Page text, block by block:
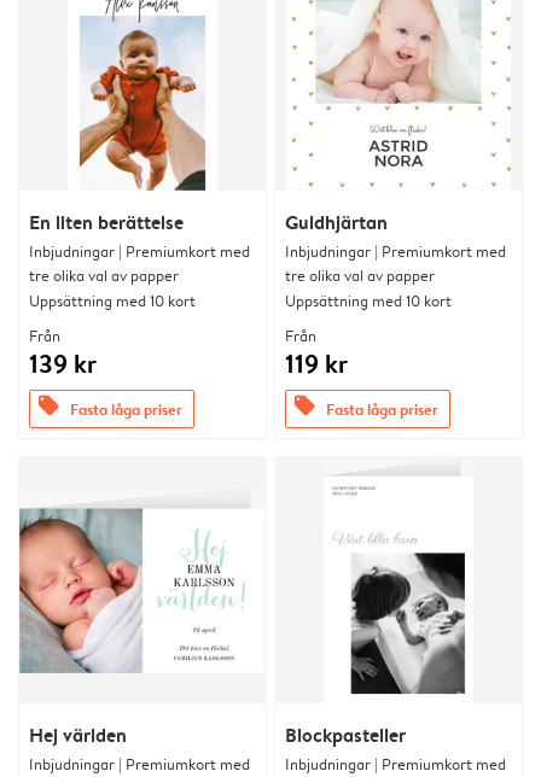
En liten berättelse
Inbjudningar | Premiumkort med
tre olika val av papper
Uppsättning med 10 kort
Från
139 kr
offers Fasta låga priser
Guldhjärtan
Inbjudningar | Premiumkort med
tre olika val av papper
Uppsättning med 10 kort
Från
119 kr
offers Fasta låga priser
Hej världen
Inbjudningar | Premiumkort med
Blockpasteller
Inbjudningar | Premiumkort med